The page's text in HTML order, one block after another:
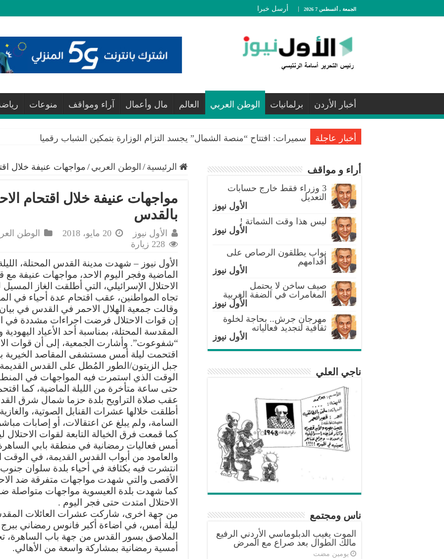
الجمعة , أغسطس 7 2026 أرسل خبرا
أخبار الأردن برلمانيات الوطن العربي العالم مال وأعمال آراء ومواقف منوعات
أخبار عاجلة سميرات: افتتاح “منصة الشمال” يجسد التزام الوزارة بتمكين الشباب رقميا
الرئيسية / الوطن العربي / مواجهات عنيفة خلال
مواجهات عنيفة خلال اقتحام
بالقدس
الأول نيوز 20 مايو، 2018 الوطن
228 زيارة
الأول نيوز – شهدت مدينة القدس المحتلة،
الماضية وفجر اليوم الاحد، مواجهات عنيفة مع
الاحتلال الإسرائيلي، التي أطلقت الغاز
تجاه المواطنين، عقب اقتحام عدة أحياء في
وقالت جمعية الهلال الاحمر في القدس في بيان
إن قوات الاحتلال فرضت اجراءات مشددة في
المقدسة المحتلة، بمناسبة أحد الأعياد
“شفوعوت”. وأشارت الجمعية، إلى أن قوات
اقتحمت ليلة أمس مستشفى المقاصد الخيرية
جبل الزيتون/الطور المُطل على القدس
الوقت الذي استمرت فيه المواجهات في
حتى ساعة متأخرة من الليلة الماضية، كما
عقب صلاة التراويح بلدة حزما شمال شرق
أطلقت خلالها عشرات القنابل الصوتية، والغازية
السامة، ولم يبلغ عن اعتقالات، أو إصابات
كما قمعت فرق الخيالة التابعة لقوات الاحتلال
أمس فعاليات رمضانية في منطقة بابي
والعامود من أبواب القدس القديمة، في الوقت
انتشرت فيه بكثافة في أحياء بلدة سلوان جنوب
الأقصى والتي شهدت مواجهات متفرقة ضد
كما شهدت بلدة العيسوية مواجهات متواصلة
الاحتلال امتدت حتى فجر اليوم .
من جهة اخرى، شاركت عشرات العائلات
ليلة أمس، في اضاءة أكبر فانوس رمضاني ببرج
الملاصق بسور القدس من جهة باب الساهرة،
أمسية رمضانية بمشاركة واسعة من الأهالي.
أراء و مواقف
3 وزراء فقط خارج حسابات
التعديل
الأول نيوز
ليس هذا وقت الشماتة !
الأول نيوز
نواب يطلقون الرصاص على
أقدامهم
الأول نيوز
صيف ساخن لا يحتمل
المغامرات في الضفة الغربية
الأول نيوز
مهرجان جرش.. بحاجة لخلوة
ثقافية لتجديد فعالياته
الأول نيوز
ناجي العلي
ناس ومجتمع
الموت يغيب الدبلوماسي الأردني الرفيع
مالك الطوال بعد صراع مع المرض
‏يومين مضت